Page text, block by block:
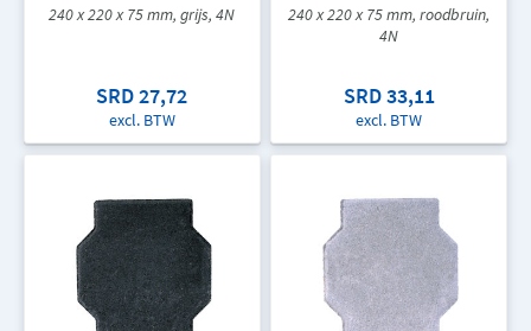
240 x 220 x 75 mm, grijs, 4N
SRD 27,72
excl. BTW
240 x 220 x 75 mm, roodbruin,
4N
SRD 33,11
excl. BTW